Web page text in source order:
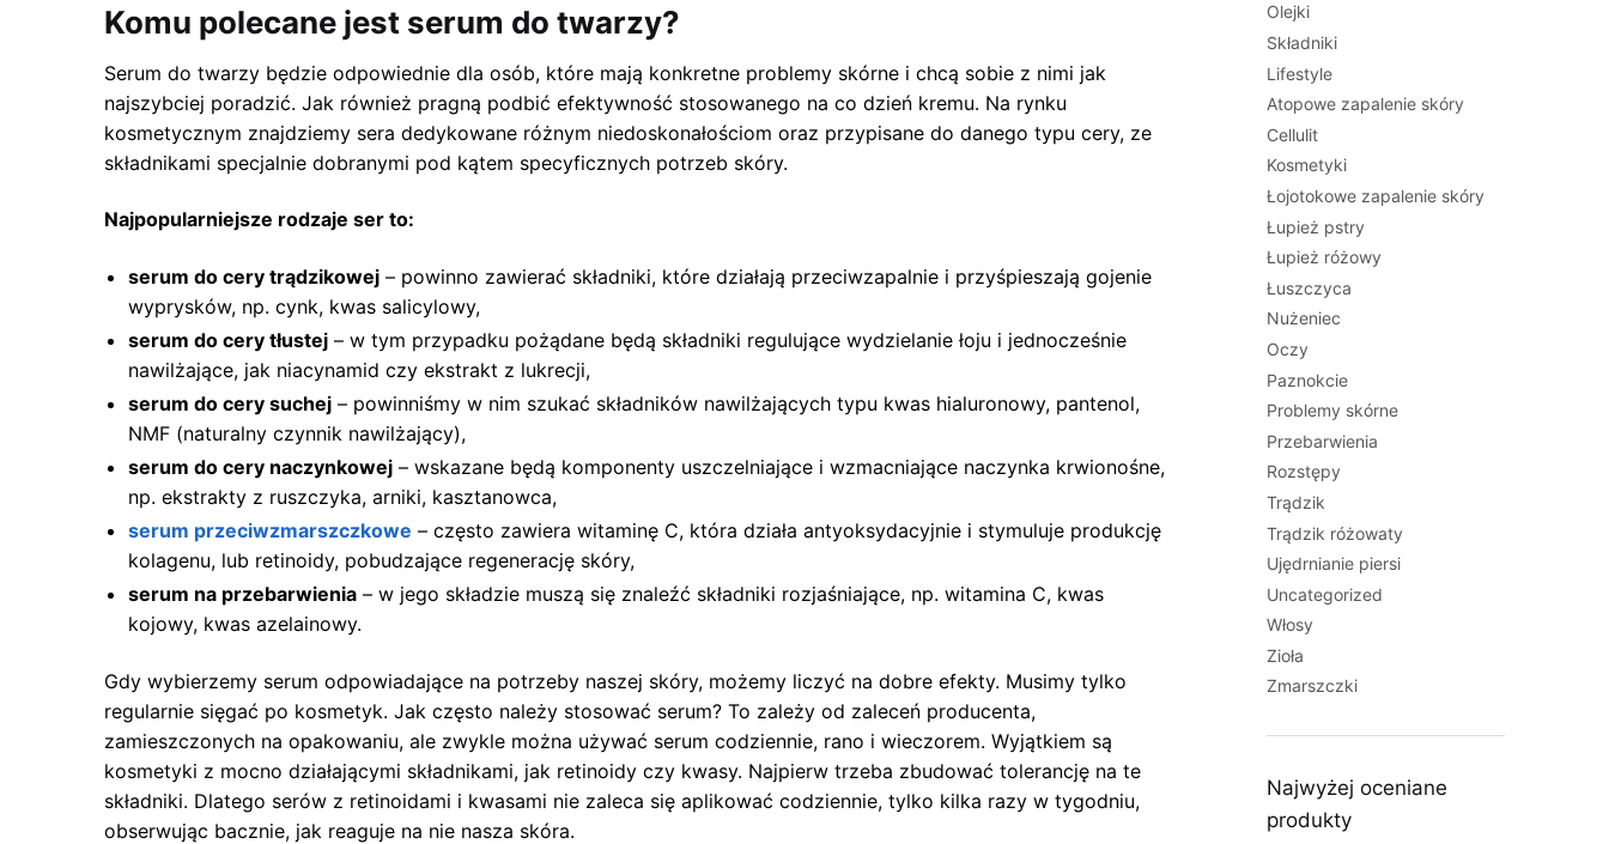
Komu polecane jest serum do twarzy?
Serum do twarzy będzie odpowiednie dla osób, które mają konkretne problemy skórne i chcą sobie z nimi jak
najszybciej poradzić. Jak również pragną podbić efektywność stosowanego na co dzień kremu. Na rynku
kosmetycznym znajdziemy sera dedykowane różnym niedoskonałościom oraz przypisane do danego typu cery, ze
składnikami specjalnie dobranymi pod kątem specyficznych potrzeb skóry.
Najpopularniejsze rodzaje ser to:
serum do cery trądzikowej – powinno zawierać składniki, które działają przeciwzapalnie i przyśpieszają gojenie
wyprysków, np. cynk, kwas salicylowy,
serum do cery tłustej – w tym przypadku pożądane będą składniki regulujące wydzielanie łoju i jednocześnie
nawilżające, jak niacynamid czy ekstrakt z lukrecji,
serum do cery suchej – powinniśmy w nim szukać składników nawilżających typu kwas hialuronowy, pantenol,
NMF (naturalny czynnik nawilżający),
serum do cery naczynkowej – wskazane będą komponenty uszczelniające i wzmacniające naczynka krwionośne,
np. ekstrakty z ruszczyka, arniki, kasztanowca,
serum przeciwzmarszczkowe – często zawiera witaminę C, która działa antyoksydacyjnie i stymuluje produkcję
kolagenu, lub retinoidy, pobudzające regenerację skóry,
serum na przebarwienia – w jego składzie muszą się znaleźć składniki rozjaśniające, np. witamina C, kwas
kojowy, kwas azelainowy.
Gdy wybierzemy serum odpowiadające na potrzeby naszej skóry, możemy liczyć na dobre efekty. Musimy tylko
regularnie sięgać po kosmetyk. Jak często należy stosować serum? To zależy od zaleceń producenta,
zamieszczonych na opakowaniu, ale zwykle można używać serum codziennie, rano i wieczorem. Wyjątkiem są
kosmetyki z mocno działającymi składnikami, jak retinoidy czy kwasy. Najpierw trzeba zbudować tolerancję na te
składniki. Dlatego serów z retinoidami i kwasami nie zaleca się aplikować codziennie, tylko kilka razy w tygodniu,
obserwując bacznie, jak reaguje na nie nasza skóra.
Olejki
Składniki
Lifestyle
Atopowe zapalenie skóry
Cellulit
Kosmetyki
Łojotokowe zapalenie skóry
Łupież pstry
Łupież różowy
Łuszczyca
Nużeniec
Oczy
Paznokcie
Problemy skórne
Przebarwienia
Rozstępy
Trądzik
Trądzik różowaty
Ujędrnianie piersi
Uncategorized
Włosy
Zioła
Zmarszczki
Najwyżej oceniane
produkty